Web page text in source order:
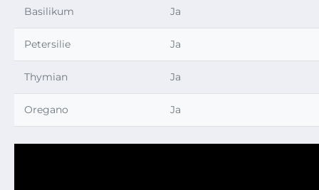
Basilikum Ja
Petersilie Ja
Thymian Ja
Oregano Ja